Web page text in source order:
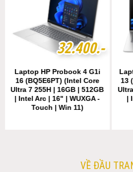
32.400.-
32.400.-
Laptop HP Probook 4 G1i
16 (BQ5E6PT) (Intel Core
Ultra 7 255H | 16GB | 512GB
| Intel Arc | 16" | WUXGA -
Touch | Win 11)
13
|
VỀ ĐẦU